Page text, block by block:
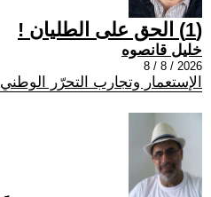
(1) الحق على الطليان !
خليل قانصوه
2026 / 8 / 8
الإستعمار وتجارب التحرّر الوطني